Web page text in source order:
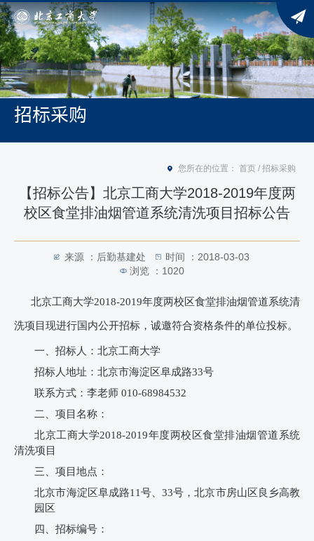
招标采购
您所在的位置： 首页 / 招标采购
【招标公告】北京工商大学2018-2019年度两
校区食堂排油烟管道系统清洗项目招标公告
来源 ：后勤基建处
时间 ：2018-03-03
浏览 ： 1020
北京工商大学2018-2019年度两校区食堂排油烟管道系统清
洗项目现进行国内公开招标，诚邀符合资格条件的单位投标。
一、招标人：北京工商大学
招标人地址：北京市海淀区阜成路33号
联系方式：李老师 010-68984532
二、项目名称：
北京工商大学2018-2019年度两校区食堂排油烟管道系统
清洗项目
三、项目地点：
北京市海淀区阜成路11号、33号，北京市房山区良乡高教
园区
四、招标编号：